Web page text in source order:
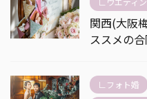
関西(大阪
ススメの
∟フォト婚